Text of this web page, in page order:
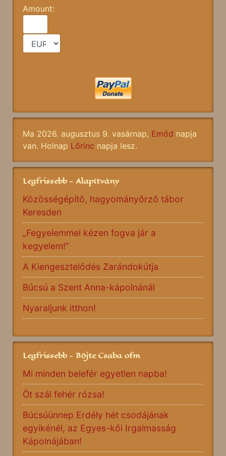
Amount:
Ma 2026. augusztus 9. vasárnap, Emőd napja
van. Holnap Lőrinc napja lesz.
Legfrissebb - Alapítvány
Közösségépítő, hagyományőrző tábor
Keresden
„Fegyelemmel kézen fogva jár a
kegyelem!”
A Kiengesztelődés Zarándokútja
Búcsú a Szent Anna-kápolnánál
Nyaraljunk itthon!
Legfrissebb - Böjte Csaba ofm
Mi minden belefér egyetlen napba!
Öt szál fehér rózsa!
Búcsúünnep Erdély hét csodájának
egyikénél, az Egyes-kői Irgalmasság
Kápolnájában!